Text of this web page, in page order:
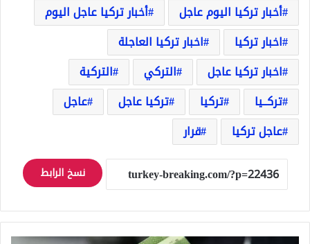
أخبار تركيا اليوم عاجل
أخبار تركيا عاجل اليوم
اخبار تركيا
اخبار تركيا العاجلة
اخبار تركيا عاجل
التركي
التركية
تركــيا
تركيا تركيا عاجل
عاجل
عاجل تركيا
قرار
نسخ الرابط